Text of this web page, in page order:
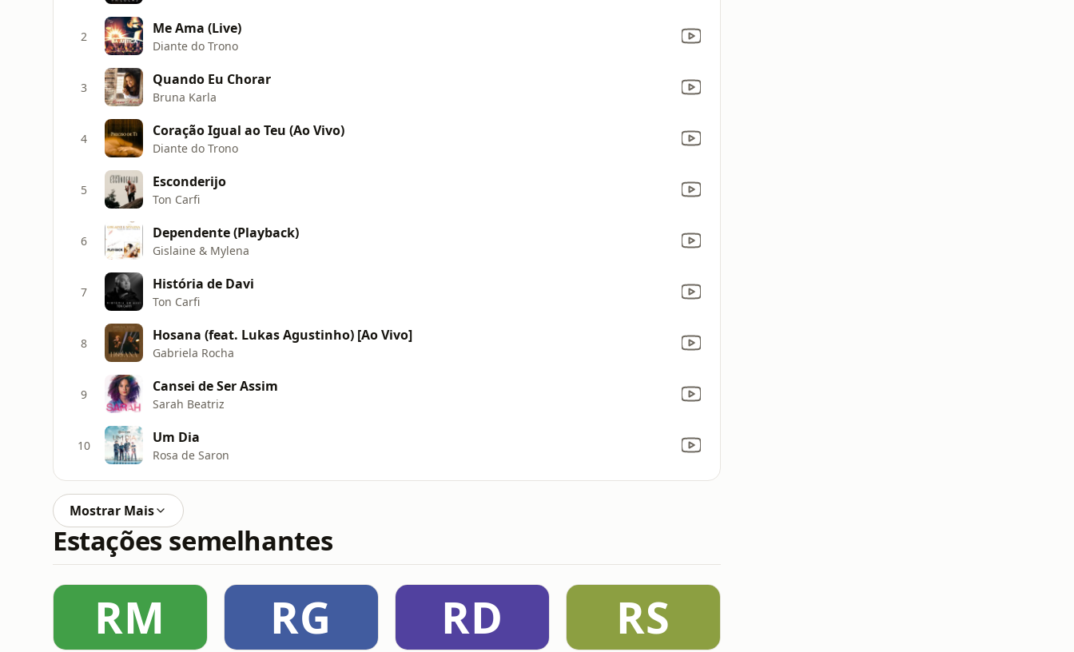
2 Me Ama (Live)
Diante do Trono
3 Quando Eu Chorar
Bruna Karla
4 Coração Igual ao Teu (Ao Vivo)
Diante do Trono
5 Esconderijo
Ton Carfi
6 Dependente (Playback)
Gislaine & Mylena
7 História de Davi
Ton Carfi
8 Hosana (feat. Lukas Agustinho) [Ao Vivo]
Gabriela Rocha
9 Cansei de Ser Assim
Sarah Beatriz
10 Um Dia
Rosa de Saron
Mostrar Mais
Estações semelhantes
RM RG RD RS